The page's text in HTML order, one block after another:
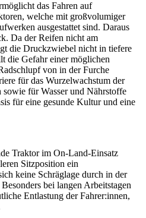
das Fahren auf
welche mit großvolumiger
ausgestattet sind. Daraus
Da der Reifen nicht am
die Druckzwiebel nicht in tiefere
die Gefahr einer möglichen
von in der Furche
für das Wurzelwachstum der
für Wasser und Nährstoffe
für eine gesunde Kultur und eine
Traktor im On-Land-Einsatz
Sitzposition ein
keine Schräglage durch in der
bei langen Arbeitstagen
Entlastung der Fahrer:innen,